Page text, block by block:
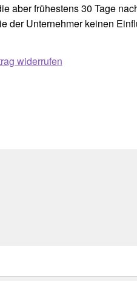
aber frühestens 30 Tage
der Unternehmer keinen
widerrufen